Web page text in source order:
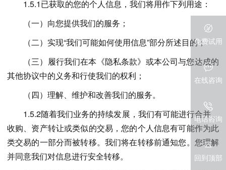
1.5.1已获取的您的个人信息，我们将用作下列用途：
（一）向您提供我们的服务；
（二）实现“我们可能如何使用信息”部分所述目的；
（三）履行我们在本《隐私条款》或本公司与您达成的
其他协议中的义务和行使我们的权利；
（四）理解、维护和改善我们的服务。
1.5.2随着我们业务的持续发展，我们有可能进行合并、
收购、资产转让或类似的交易，您的个人信息有可能作为此
类交易的一部分而被转移。我们将在转移前通知您。您理解
并同意我们对信息进行安全转移。
免费试用
在线咨询
电话咨询
回到顶部